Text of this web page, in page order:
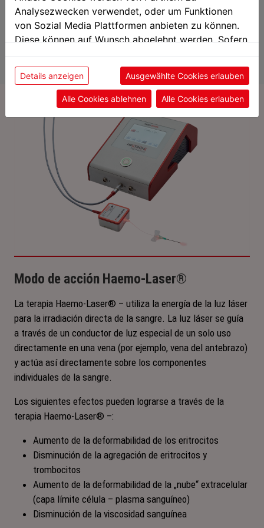
Reducción del riesgo de infecciones
Reducción de hinchazones
Aplicaciones / Indicaciones LLLT
Modo de acción Haemo-Laser®
La terapia Haemo-Laser® – utiliza la energía de la luz láser
para la irradiación directa de la sangre. La luz láser se guía
a través de un conductor de luz especial de un solo uso
directamente en una vena (por ejemplo, vena del antebrazo)
y actúa así directamente sobre los componentes
individuales de la sangre.
Los siguientes efectos pueden lograrse a través de la
terapia Haemo-Laser® –:
Aumento de la deformabilidad de los eritrocitos
Disminución de la agregación de eritrocitos y
trombocitos
Aumento de la deformabilidad de la „nube“ extracelular
(capa límite célula – plasma sanguíneo)
Disminución de la viscosidad sanguínea
Analysezwecken verwendet, oder um Funktionen
von Sozial Media Plattformen anbieten zu können.
Diese können auf Wunsch abgelehnt werden. Sofern
Einwilligung zu unseren Cookies.
Details anzeigen Ausgewählte Cookies erlauben
Alle Cookies ablehnen Alle Cookies erlauben